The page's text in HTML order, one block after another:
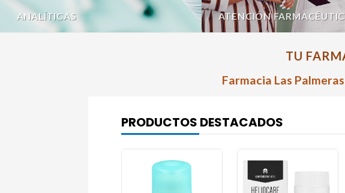
ANALÍTICAS ATENCIÓN
TU
Farmacia Las